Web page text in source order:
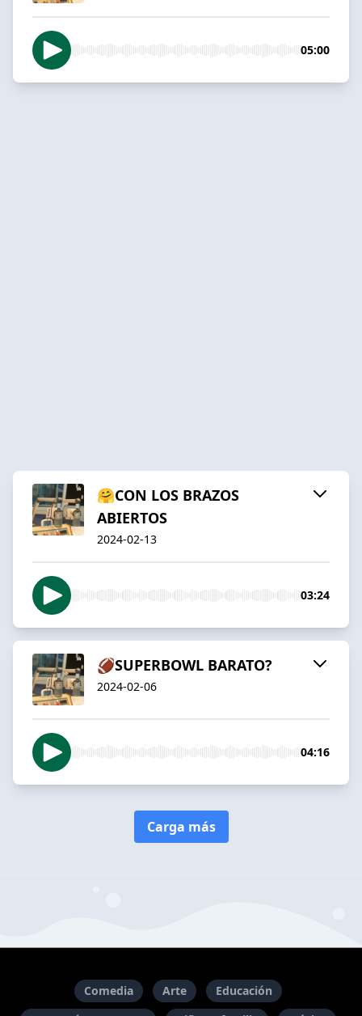
05:00
🤗CON LOS BRAZOS
ABIERTOS
2024-02-13
03:24
🏈SUPERBOWL BARATO?
2024-02-06
04:16
Carga más
Comedia Arte
Educación